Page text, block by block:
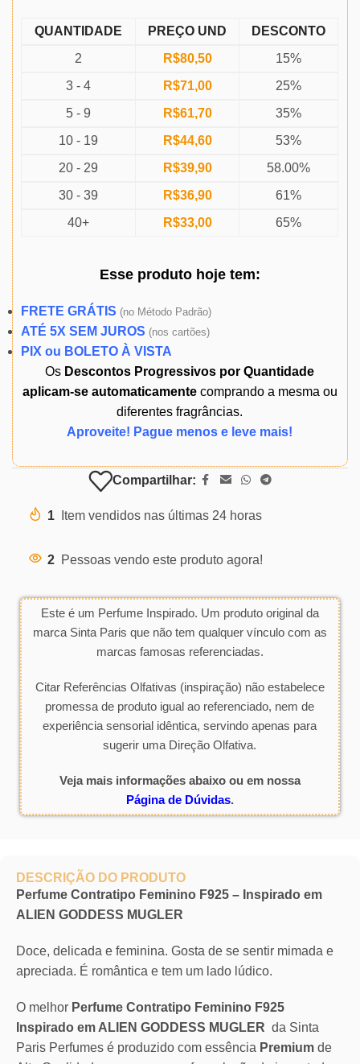
QUANTIDADE PREÇO UND
DESCONTO
2
R$80,50
15%
3 - 4
R$71,00
25%
5 - 9
R$61,70
35%
10 - 19
R$44,60
53%
20 - 29
R$39,90
58.00%
30 - 39
R$36,90
61%
40+
R$33,00 65%
Esse produto hojetem:
FRETE GRÁTIS (no Método Padrão)
ATÉ 5X SEM JUROS (nos cartões)
PIX ou BOLETO À VISTA
Os Descontos Progressivos por Quantidade
aplicam-se automaticamentecomprando a mesma ou
diferentes fragrâncias.
Aproveite! Pague menos e leve mais!
Compartilhar:
1 Item vendidos nas últimas 24 horas
2 Pessoas vendo este produto agora!
Este é um Perfume Inspirado. Um produto original da
marca Sinta Paris que não tem qualquer vínculo com as
marcas famosas referenciadas.
Citar Referências Olfativas (inspiração) não estabelece
promessa de produto igual ao referenciado, nem de
experiência sensorial idêntica, servindo apenas para
sugerir uma Direção Olfativa.
Veja mais informações abaixo ou em nossa
Página de Dúvidas.
DESCRIÇÃO DO PRODUTO
Perfume Contratipo Feminino F925 – Inspirado em
ALIEN GODDESS MUGLER
Doce, delicada e feminina. Gosta de se sentir mimada e
apreciada. É romântica e tem um lado lúdico.
O melhor Perfume Contratipo Feminino F925
Inspirado em ALIEN GODDESS MUGLER da Sinta
Paris Perfumes é produzido com essência Premium de